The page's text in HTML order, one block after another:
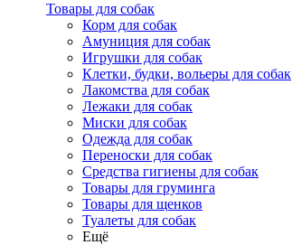
Товары для собак
Корм для собак
Амуниция для собак
Игрушки для собак
Клетки, будки, вольеры для собак
Лакомства для собак
Лежаки для собак
Миски для собак
Одежда для собак
Переноски для собак
Средства гигиены для собак
Товары для груминга
Товары для щенков
Туалеты для собак
Ещё